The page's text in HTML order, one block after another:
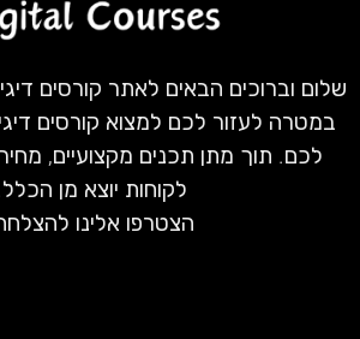
שלום וברוכים הבאים לאתר קורסים
במטרה לעזור לכם למצוא קורסים
לכם. תוך מתן תכנים מקצועיים,
לקוחות יוצא מן
הצטרפו אלינו